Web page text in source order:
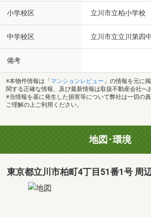
小学校区 立川市立柏小学校
中学校区 立川市立立川第四
備考
※本物件情報は「 マンションレビュー 」の情報を元に
関する正確な情報、及び最新情報は取扱不動産会社へ
※当情報を基に発生した損害等について弊社は一切の
ご理解の上ご利用ください。
地図･環境
東京都立川市柏町4丁目51番1号 周